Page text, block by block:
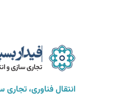
انتقال فناوری،